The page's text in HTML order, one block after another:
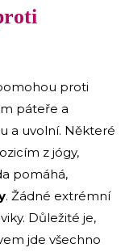
proti
páteře a
a uvolní. Některé
z jógy,
pomáhá,
. Žádné extrémní
Důležité je,
jde všechno